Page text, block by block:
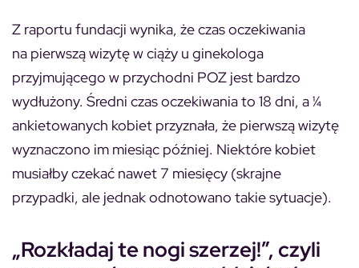
Z raportu fundacji wynika, że czas oczekiwania
na pierwszą wizytę w ciąży u ginekologa
przyjmującego w przychodni POZ jest bardzo
wydłużony. Średni czas oczekiwania to 18 dni, a ¼
ankietowanych kobiet przyznała, że pierwszą wizytę
wyznaczono im miesiąc później. Niektóre kobiet
musiałby czekać nawet 7 miesięcy (skrajne
przypadki, ale jednak odnotowano takie sytuacje).
„Rozkładaj te nogi szerzej!”,czyli